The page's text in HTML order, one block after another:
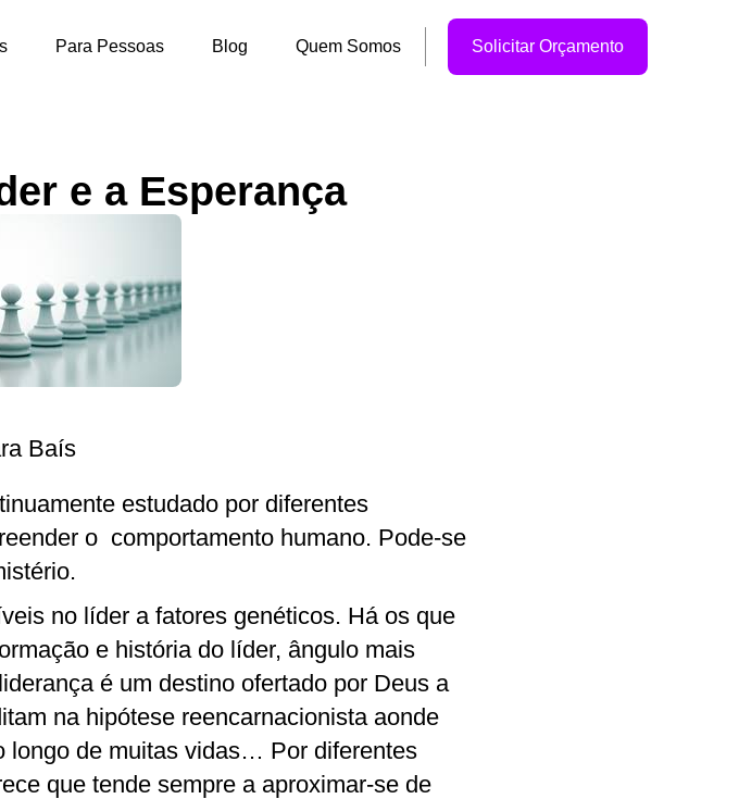
Para Pessoas Blog Quem Somos Solicitar Orçamento
e a Esperança
Baís
estudado por diferentes
o comportamento humano. Pode-se
no líder a fatores genéticos. Há os que
e história do líder, ângulo mais
é um destino ofertado por Deus a
na hipótese reencarnacionista aonde
longo de muitas vidas… Por diferentes
que tende sempre a aproximar-se de